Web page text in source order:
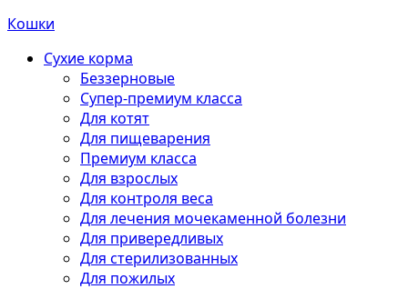
Кошки
Сухие корма
Беззерновые
Супер-премиум класса
Для котят
Для пищеварения
Премиум класса
Для взрослых
Для контроля веса
Для лечения мочекаменной болезни
Для привередливых
Для стерилизованных
Для пожилых